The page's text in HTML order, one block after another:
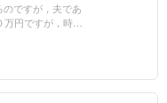
ですが，夫であ
円ですが，時価